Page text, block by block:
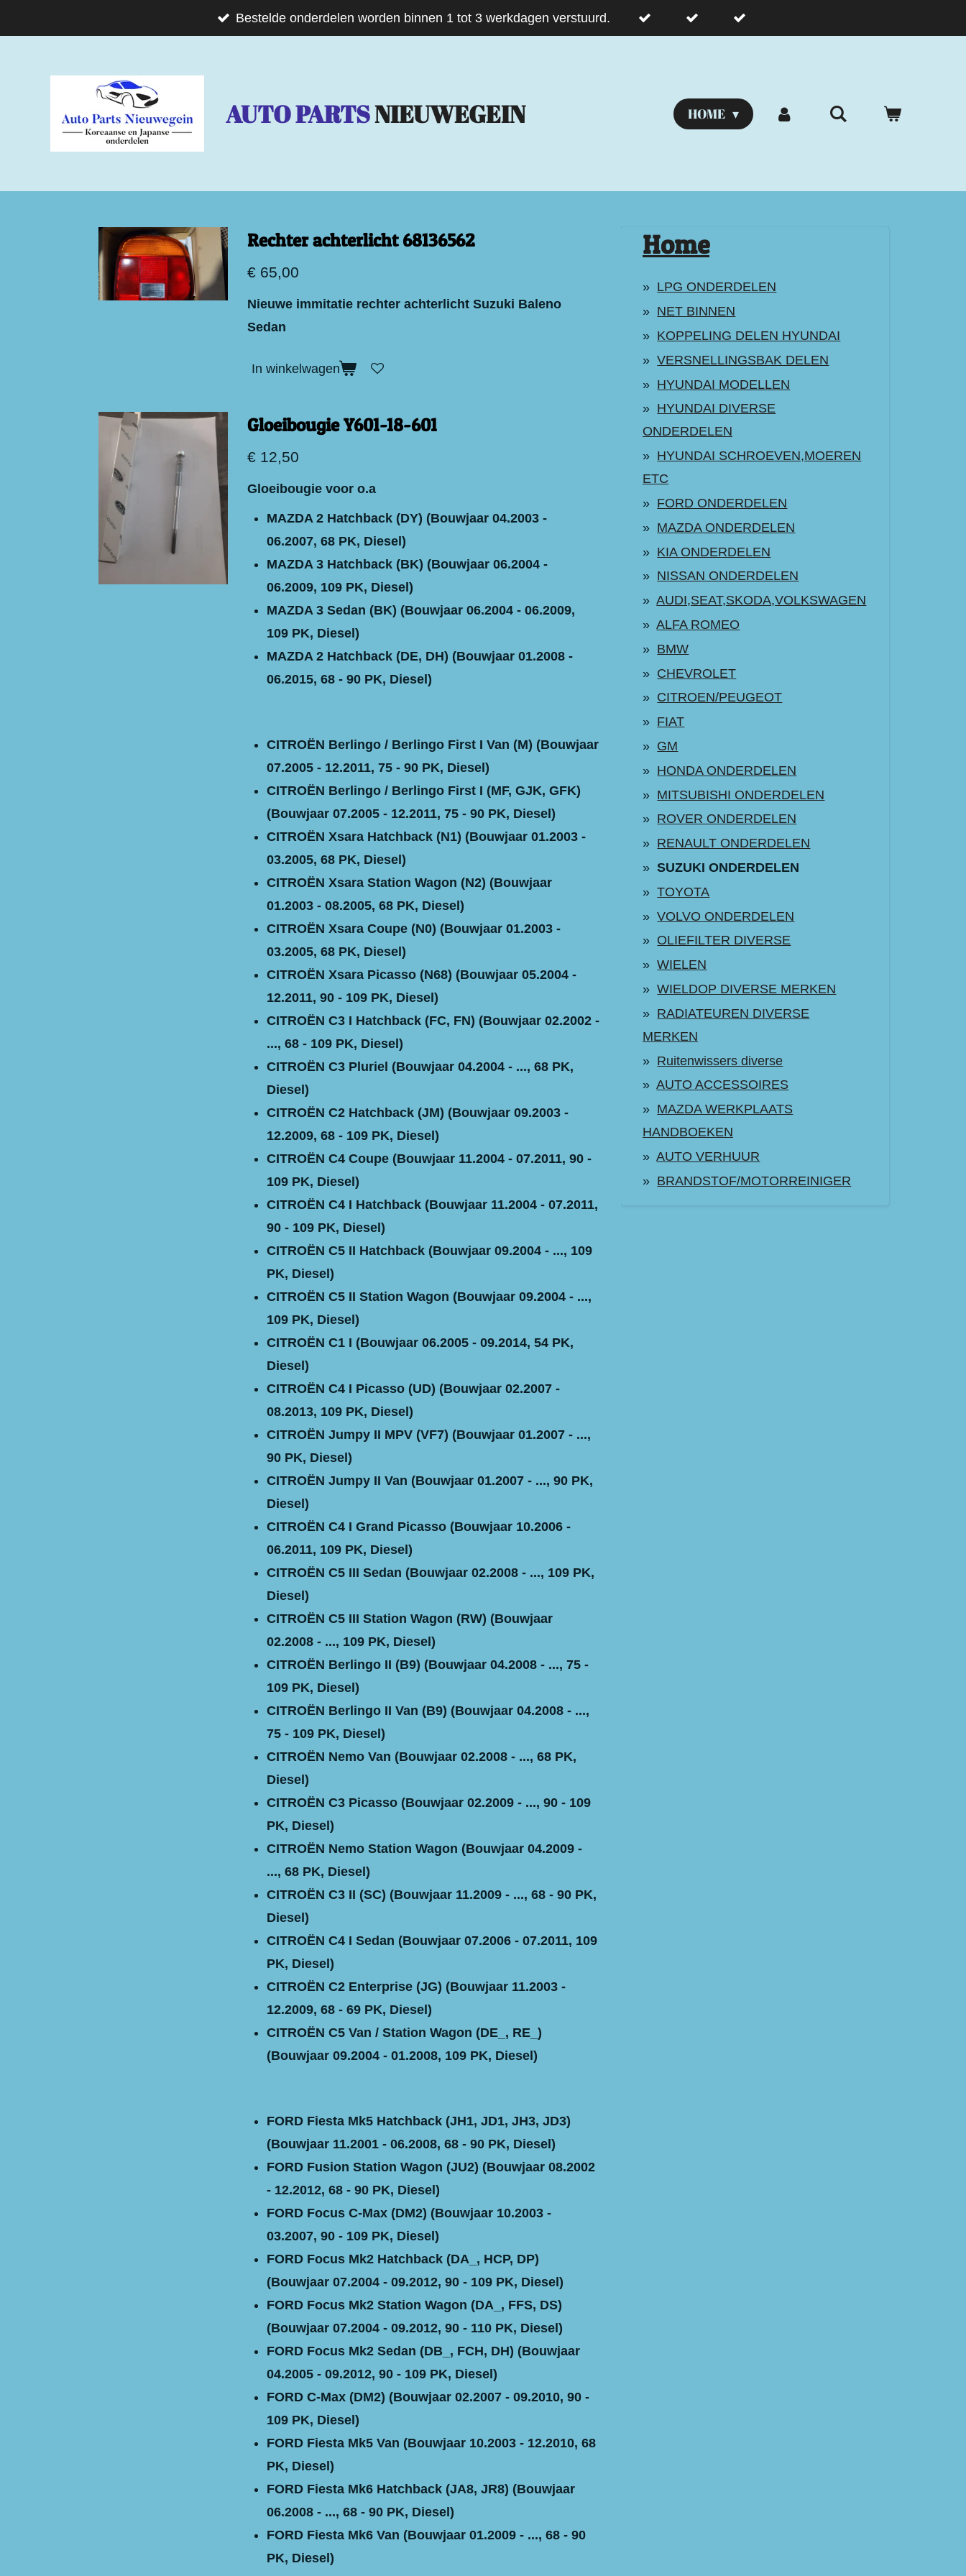
Bestelde onderdelen worden binnen 1 tot 3 werkdagen verstuurd.
AUTO PARTSNIEUWEGEIN HOME
Rechter achterlicht 68136562
€ 65,00
Nieuwe immitatie rechter achterlicht Suzuki Baleno
Sedan
In winkelwagen
Gloeibougie Y601-18-601
€ 12,50
Gloeibougie voor o.a
MAZDA 2 Hatchback (DY) (Bouwjaar 04.2003 -
06.2007, 68 PK, Diesel)
MAZDA 3 Hatchback (BK) (Bouwjaar 06.2004 -
06.2009, 109 PK, Diesel)
MAZDA 3 Sedan (BK) (Bouwjaar 06.2004 - 06.2009,
109 PK, Diesel)
MAZDA 2 Hatchback (DE, DH) (Bouwjaar 01.2008 -
06.2015, 68 - 90 PK, Diesel)
CITROËN Berlingo / Berlingo First I Van (M) (Bouwjaar
07.2005 - 12.2011, 75 - 90 PK, Diesel)
CITROËN Berlingo / Berlingo First I (MF, GJK, GFK)
(Bouwjaar 07.2005 - 12.2011, 75 - 90 PK, Diesel)
CITROËN Xsara Hatchback (N1) (Bouwjaar 01.2003 -
03.2005, 68 PK, Diesel)
CITROËN Xsara Station Wagon (N2) (Bouwjaar
01.2003 - 08.2005, 68 PK, Diesel)
CITROËN Xsara Coupe (N0) (Bouwjaar 01.2003 -
03.2005, 68 PK, Diesel)
CITROËN Xsara Picasso (N68) (Bouwjaar 05.2004 -
12.2011, 90 - 109 PK, Diesel)
CITROËN C3 I Hatchback (FC, FN) (Bouwjaar 02.2002 -
..., 68 - 109 PK, Diesel)
CITROËN C3 Pluriel (Bouwjaar 04.2004 - ..., 68 PK,
Diesel)
CITROËN C2 Hatchback (JM) (Bouwjaar 09.2003 -
12.2009, 68 - 109 PK, Diesel)
CITROËN C4 Coupe (Bouwjaar 11.2004 - 07.2011, 90 -
109 PK, Diesel)
CITROËN C4 I Hatchback (Bouwjaar 11.2004 - 07.2011,
90 - 109 PK, Diesel)
CITROËN C5 II Hatchback (Bouwjaar 09.2004 - ..., 109
PK, Diesel)
CITROËN C5 II Station Wagon (Bouwjaar 09.2004 - ...,
109 PK, Diesel)
CITROËN C1 I (Bouwjaar 06.2005 - 09.2014, 54 PK,
Diesel)
CITROËN C4 I Picasso (UD) (Bouwjaar 02.2007 -
08.2013, 109 PK, Diesel)
CITROËN Jumpy II MPV (VF7) (Bouwjaar 01.2007 - ...,
90 PK, Diesel)
CITROËN Jumpy II Van (Bouwjaar 01.2007 - ..., 90 PK,
Diesel)
CITROËN C4 I Grand Picasso (Bouwjaar 10.2006 -
06.2011, 109 PK, Diesel)
CITROËN C5 III Sedan (Bouwjaar 02.2008 - ..., 109 PK,
Diesel)
CITROËN C5 III Station Wagon (RW) (Bouwjaar
02.2008 - ..., 109 PK, Diesel)
CITROËN Berlingo II (B9) (Bouwjaar 04.2008 - ..., 75 -
109 PK, Diesel)
CITROËN Berlingo II Van (B9) (Bouwjaar 04.2008 - ...,
75 - 109 PK, Diesel)
CITROËN Nemo Van (Bouwjaar 02.2008 - ..., 68 PK,
Diesel)
CITROËN C3 Picasso (Bouwjaar 02.2009 - ..., 90 - 109
PK, Diesel)
CITROËN Nemo Station Wagon (Bouwjaar 04.2009 -
..., 68 PK, Diesel)
CITROËN C3 II (SC) (Bouwjaar 11.2009 - ..., 68 - 90 PK,
Diesel)
CITROËN C4 I Sedan (Bouwjaar 07.2006 - 07.2011, 109
PK, Diesel)
CITROËN C2 Enterprise (JG) (Bouwjaar 11.2003 -
12.2009, 68 - 69 PK, Diesel)
CITROËN C5 Van / Station Wagon (DE_, RE_)
(Bouwjaar 09.2004 - 01.2008, 109 PK, Diesel)
FORD Fiesta Mk5 Hatchback (JH1, JD1, JH3, JD3)
(Bouwjaar 11.2001 - 06.2008, 68 - 90 PK, Diesel)
FORD Fusion Station Wagon (JU2) (Bouwjaar 08.2002
- 12.2012, 68 - 90 PK, Diesel)
FORD Focus C-Max (DM2) (Bouwjaar 10.2003 -
03.2007, 90 - 109 PK, Diesel)
FORD Focus Mk2 Hatchback (DA_, HCP, DP)
(Bouwjaar 07.2004 - 09.2012, 90 - 109 PK, Diesel)
FORD Focus Mk2 Station Wagon (DA_, FFS, DS)
(Bouwjaar 07.2004 - 09.2012, 90 - 110 PK, Diesel)
FORD Focus Mk2 Sedan (DB_, FCH, DH) (Bouwjaar
04.2005 - 09.2012, 90 - 109 PK, Diesel)
FORD C-Max (DM2) (Bouwjaar 02.2007 - 09.2010, 90 -
109 PK, Diesel)
FORD Fiesta Mk5 Van (Bouwjaar 10.2003 - 12.2010, 68
PK, Diesel)
FORD Fiesta Mk6 Hatchback (JA8, JR8) (Bouwjaar
06.2008 - ..., 68 - 90 PK, Diesel)
FORD Fiesta Mk6 Van (Bouwjaar 01.2009 - ..., 68 - 90
PK, Diesel)
Home
LPG ONDERDELEN
NET BINNEN
KOPPELING DELEN HYUNDAI
VERSNELLINGSBAK DELEN
HYUNDAI MODELLEN
HYUNDAI DIVERSE
ONDERDELEN
HYUNDAI SCHROEVEN,MOEREN
ETC
FORD ONDERDELEN
MAZDA ONDERDELEN
KIA ONDERDELEN
NISSAN ONDERDELEN
AUDI,SEAT,SKODA,VOLKSWAGEN
ALFA ROMEO
BMW
CHEVROLET
CITROEN/PEUGEOT
FIAT
GM
HONDA ONDERDELEN
MITSUBISHI ONDERDELEN
ROVER ONDERDELEN
RENAULT ONDERDELEN
SUZUKI ONDERDELEN
TOYOTA
VOLVO ONDERDELEN
OLIEFILTER DIVERSE
WIELEN
WIELDOP DIVERSE MERKEN
RADIATEUREN DIVERSE
MERKEN
Ruitenwissers diverse
AUTO ACCESSOIRES
MAZDA WERKPLAATS
HANDBOEKEN
AUTO VERHUUR
BRANDSTOF/MOTORREINIGER